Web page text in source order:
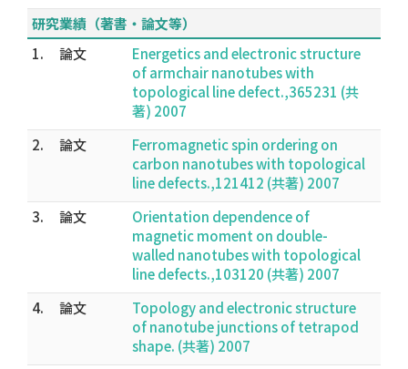
研究業績（著書・論文等）
1.
論文
Energetics and electronic structure
of armchair nanotubes with
topological line defect.,365231 (共
著) 2007
2.
論文
Ferromagnetic spin ordering on
carbon nanotubes with topological
line defects.,121412 (共著) 2007
3.
論文
Orientation dependence of
magnetic moment on double-
walled nanotubes with topological
line defects.,103120 (共著) 2007
4.
論文
Topology and electronic structure
of nanotube junctions of tetrapod
shape. (共著) 2007